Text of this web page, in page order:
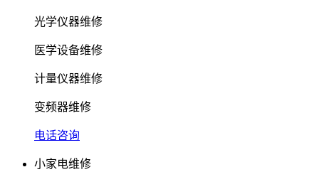
光学仪器维修
医学设备维修
计量仪器维修
变频器维修
电话咨询
小家电维修